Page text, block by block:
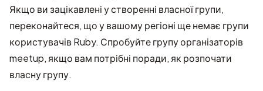
Якщо ви зацікавлені у створенні власної групи,
переконайтеся, що у вашому регіоні ще немає групи
користувачів Ruby. Спробуйте групу організаторів
meetup, якщо вам потрібні поради, як розпочати
власну групу.